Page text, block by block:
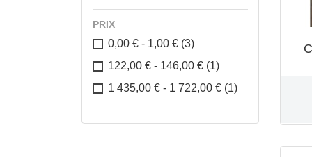
PRIX
0,00 € - 1,00 € (3)
122,00 € - 146,00 € (1)
1 435,00 € - 1 722,00 € (1)